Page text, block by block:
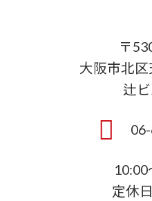
〒
大阪市北
辻
定休